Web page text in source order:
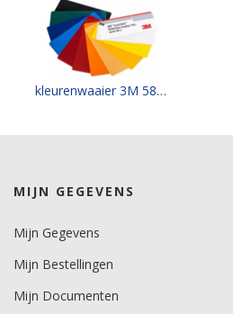
Maximale krimp (mm)
0,4.
Minimale aanbrengtemperatuur (°C)
13.
8 jaar.
kleurenwaaier 3M 580 E serie
MIJN GEGEVENS
Mijn Gegevens
Mijn Bestellingen
Mijn Documenten